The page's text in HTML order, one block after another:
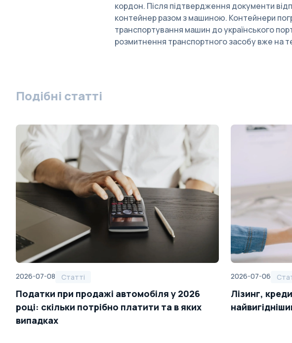
кордон. Після підтвердження документи
контейнер разом з машиною. Контейнери
транспортування машин до українського
розмитнення транспортного засобу вже на
Подібні статті
2026-07-08 Статті
Податки при продажі автомобіля у 2026
році: скільки потрібно платити та в яких
випадках
2026-07-06
Лізинг,